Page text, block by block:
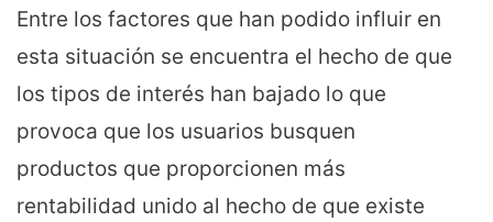
Entre los factores que han podido influir en
esta situación se encuentra el hecho de que
los tipos de interés han bajado lo que
provoca que los usuarios busquen
productos que proporcionen más
rentabilidad unido al hecho de que existe